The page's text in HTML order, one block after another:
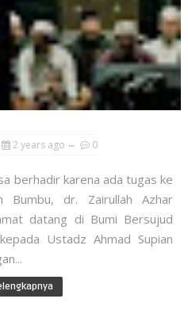
2 years ago 0
berhadir karena ada tugas ke
Bumbu, dr. Zairullah Azhar
datang di Bumi Bersujud
Ustadz Ahmad Supian